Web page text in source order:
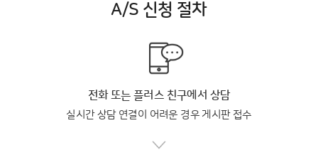
A/S 신청 절차
전화 또는 플러스 친구에서 상담
실시간 상담 연결이 어려운 경우 게시판 접수